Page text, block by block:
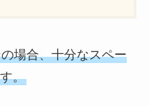
場合、十分なスペー
。